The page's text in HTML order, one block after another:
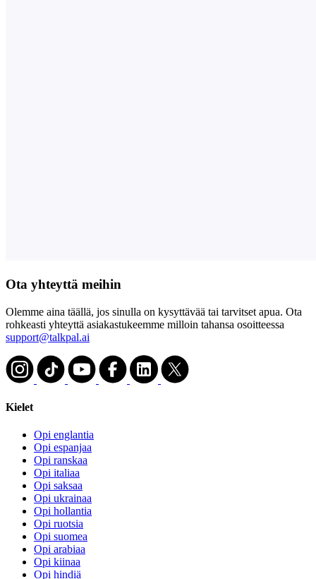
Ota yhteyttä meihin
Olemme aina täällä, jos sinulla on kysyttävää tai tarvitset apua. Ota
rohkeasti yhteyttä asiakastukeemme milloin tahansa osoitteessa
support@talkpal.ai
Kielet
Opi englantia
Opi espanjaa
Opi ranskaa
Opi italiaa
Opi saksaa
Opi ukrainaa
Opi hollantia
Opi ruotsia
Opi suomea
Opi arabiaa
Opi kiinaa
Opi hindiä